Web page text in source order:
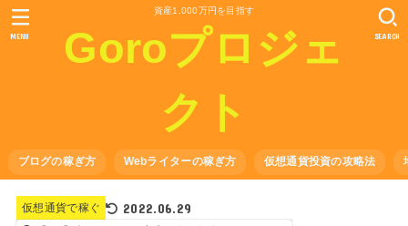
資産1,000万円を目指す
Goroプロジェ
クト
ブログの稼ぎ方 Webライターの稼ぎ方 仮想通貨投資の攻略法
SEARCH
MENU
仮想通貨で稼ぐ 2022.06.29